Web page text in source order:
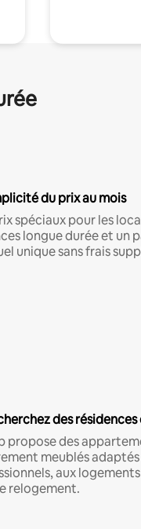
du prix au mois
spéciaux pour les
longue durée et un
unique sans frais
des
propose des
meublés adaptés
aux
relogement.